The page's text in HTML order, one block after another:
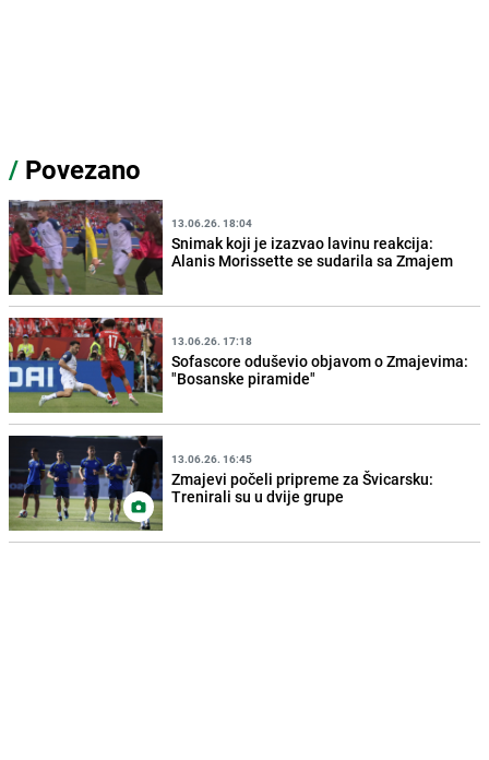
/ Povezano
13.06.26. 18:04
Snimak koji je izazvao lavinu reakcija:
Alanis Morissette se sudarila sa Zmajem
13.06.26. 17:18
Sofascore oduševio objavom o Zmajevima:
"Bosanske piramide"
13.06.26. 16:45
Zmajevi počeli pripreme za Švicarsku:
Trenirali su u dvije grupe